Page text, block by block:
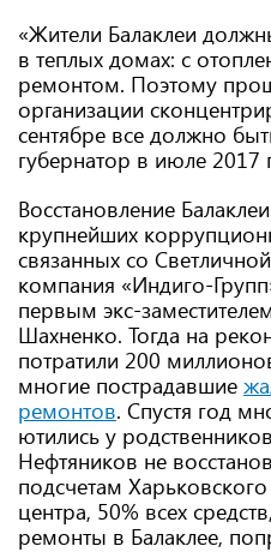
«Жители Балаклеи
в теплых домах: с
ремонтом. Поэтому
организации
сентябре все должно
губернатор в июле 2017
Восстановление
крупнейших
связанных со
компания «Индиго-
первым экс-
Шахненко. Тогда на
потратили 200
многие пострадавшие
ремонтов. Спустя год
ютились у
Нефтяников не
подсчетам
центра, 50% всех
ремонты в Балаклее,